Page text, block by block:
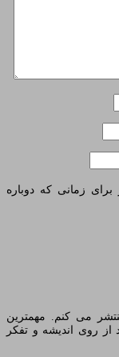
زمانی که دوباره
می کنم. مهمترین
روی اندیشه و تفکر